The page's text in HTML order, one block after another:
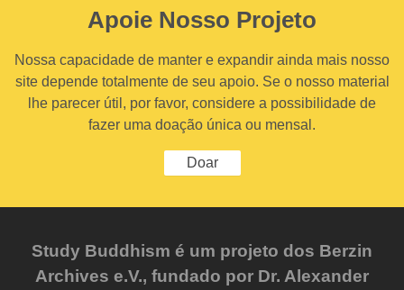
Apoie Nosso Projeto
Nossa capacidade de manter e expandir ainda mais nosso
site depende totalmente de seu apoio. Se o nosso material
lhe parecer útil, por favor, considere a possibilidade de
fazer uma doação única ou mensal.
Doar
Study Buddhism é um projeto dos Berzin
Archives e.V., fundado por Dr. Alexander